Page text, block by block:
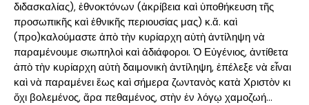
διδασκαλίας), ἐθνοκτόνων (ἀκρίβεια καὶ ὑποθήκευση τῆς
προσωπικῆς καὶ ἐθνικῆς περιουσίας μας) κ.ἄ. καὶ
(προ)καλούμαστε ἀπὸ τὴν κυρίαρχη αὐτὴ ἀντίληψη νὰ
παραμένουμε σιωπηλοὶ καὶ ἀδιάφοροι. Ὁ Εὐγένιος, ἀντίθετα
ἀπὸ τὴν κυρίαρχη αὐτὴ δαιμονικὴ ἀντίληψη, ἐπέλεξε νὰ εἶναι
καὶ νὰ παραμένει ἕως καὶ σήμερα ζωντανὸς κατὰ Χριστὸν κι
ὄχι βολεμένος, ἄρα πεθαμένος, στὴν ἐν λόγῳ χαμοζωή…